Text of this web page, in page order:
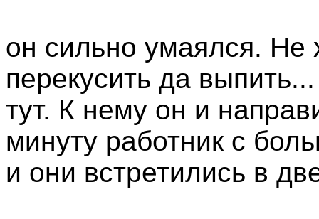
он сильно умаялся. Не
перекусить да
тут. К нему он и
минуту работник с
и они встретились в